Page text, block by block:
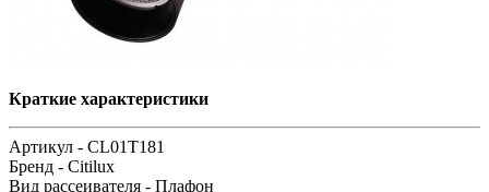
Краткие характеристики
Артикул - CL01T181
Бренд - Citilux
Вид рассеивателя - Плафон